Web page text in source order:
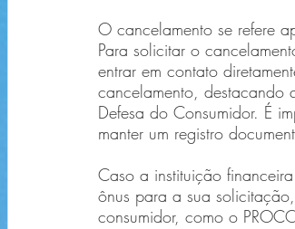
O cancelamento se refere
Para solicitar o
entrar em contato
cancelamento,
Defesa do Consumidor. É
manter um registro
Caso a instituição
ônus para a sua
consumidor, como o